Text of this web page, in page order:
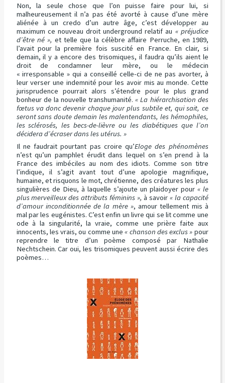
Non, la seule chose que l’on puisse faire pour lui, si
malheureusement il n’a pas été avorté à cause d’une mère
aliénée à un credo d’un autre âge, c’est développer au
maximum ce nouveau droit underground relatif au « préjudice
d’être né », et telle que la célèbre affaire Perruche, en 1989,
l’avait pour la première fois suscité en France. En clair, si
demain, il y a encore des trisomiques, il faudra qu’ils aient le
droit de condamner leur mère, ou le médecin
« irresponsable » qui a conseillé celle-ci de ne pas avorter, à
leur verser une indemnité pour les avoir mis au monde. Cette
jurisprudence pourrait alors s’étendre pour le plus grand
bonheur de la nouvelle transhumanité.« La hiérarchisation des
fœtus va donc devenir chaque jour plus subtile et, qui sait, ce
seront sans doute demain les malentendants, les hémophiles,
les sclérosés, les becs-de-lièvre ou les diabétiques que l’on
décidera d’écraser dans les utérus. »
Il ne faudrait pourtant pas croire qu’Eloge des phénomènes
n’est qu’un pamphlet érudit dans lequel on s’en prend à la
France des imbéciles au nom des idiots. Comme son titre
l’indique, il s’agit avant tout d’une apologie magnifique,
humaine, et risquons le mot, chrétienne, des créatures les plus
singulières de Dieu, à laquelle s’ajoute un plaidoyer pour « le
plus merveilleux des attributs féminins », à savoir« la capacité
d’amour inconditionnée de la mère », amour tellement mis à
mal par les eugénistes. C’est enfin un livre qui se lit comme une
ode à la singularité, la vraie, comme une prière faite aux
innocents, les vrais, ou comme une« chanson des exclus » pour
reprendre le titre d’un poème composé par Nathalie
Nechtschein. Car oui, les trisomiques peuvent aussi écrire des
poèmes…